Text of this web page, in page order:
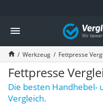
Die beliebtesten Vergleiche
Baumarkt
Tresor feuerfest
Makita-Akku-Rasenmäher
Kappsäge
Smartes Türschloss
Akku-Rasentrimmer
Feuchtigkeitsmessgerät
Vergleich
Werkzeug Fettpresse
Fettpresse
Die besten Handhebel-
Vergleich.